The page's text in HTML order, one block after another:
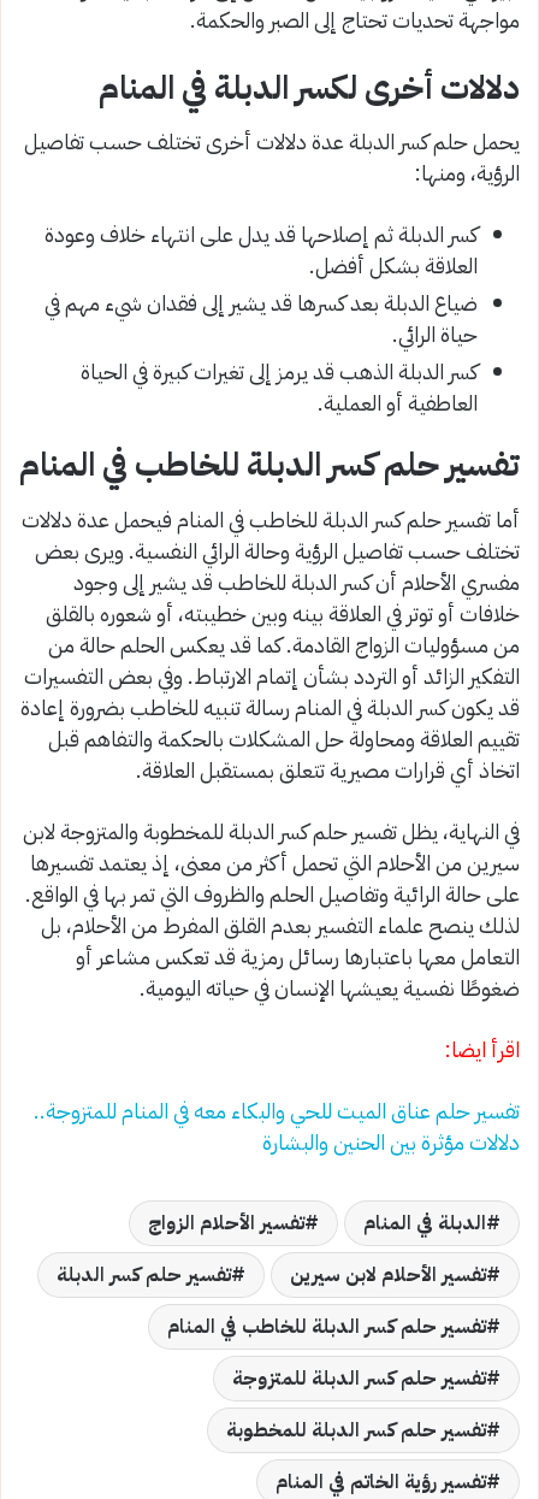
مواجهة تحديات تحتاج إلى الصبر والحكمة.
دلالات أخرى لكسر الدبلة في المنام
يحمل حلم كسر الدبلة عدة دلالات أخرى تختلف حسب تفاصيل
الرؤية، ومنها:
كسر الدبلة ثم إصلاحها قد يدل على انتهاء خلاف وعودة
العلاقة بشكل أفضل.
ضياع الدبلة بعد كسرها قد يشير إلى فقدان شيء مهم في
حياة الرائي.
كسر الدبلة الذهب قد يرمز إلى تغيرات كبيرة في الحياة
العاطفية أو العملية.
تفسير حلم كسر الدبلة للخاطب في المنام
أما تفسير حلم كسر الدبلة للخاطب في المنام فيحمل عدة دلالات
تختلف حسب تفاصيل الرؤية وحالة الرائي النفسية. ويرى بعض
مفسري الأحلام أن كسر الدبلة للخاطب قد يشير إلى وجود
خلافات أو توتر في العلاقة بينه وبين خطيبته، أو شعوره بالقلق
من مسؤوليات الزواج القادمة. كما قد يعكس الحلم حالة من
التفكير الزائد أو التردد بشأن إتمام الارتباط. وفي بعض التفسيرات
قد يكون كسر الدبلة في المنام رسالة تنبيه للخاطب بضرورة إعادة
تقييم العلاقة ومحاولة حل المشكلات بالحكمة والتفاهم قبل
اتخاذ أي قرارات مصيرية تتعلق بمستقبل العلاقة.
في النهاية، يظل تفسير حلم كسر الدبلة للمخطوبة والمتزوجة لابن
سيرين من الأحلام التي تحمل أكثر من معنى، إذ يعتمد تفسيرها
على حالة الرائية وتفاصيل الحلم والظروف التي تمر بها في الواقع.
لذلك ينصح علماء التفسير بعدم القلق المفرط من الأحلام، بل
التعامل معها باعتبارها رسائل رمزية قد تعكس مشاعر أو
ضغوطًا نفسية يعيشها الإنسان في حياته اليومية.
اقرأ ايضا:
تفسير حلم عناق الميت للحي والبكاء معه في المنام للمتزوجة..
دلالات مؤثرة بين الحنين والبشارة
الدبلة في المنام
تفسير الأحلام الزواج
تفسير الأحلام لابن سيرين
تفسير حلم كسر الدبلة
تفسير حلم كسر الدبلة للخاطب في المنام
تفسير حلم كسر الدبلة للمتزوجة
تفسير حلم كسر الدبلة للمخطوبة
تفسير رؤية الخاتم في المنام